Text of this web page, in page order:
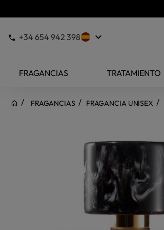
+34 654 942 398 keyboard_arrow_down
FRAGANCIAS TRATAMIENTO
FRAGANCIAS FRAGANCIA UNISEX